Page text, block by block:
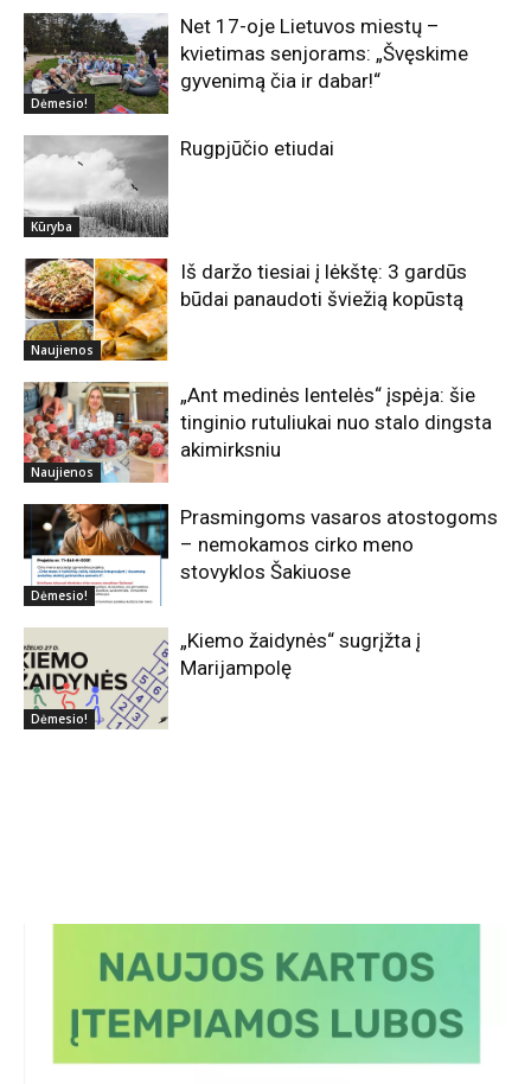
Dėmesio!
Net 17-oje Lietuvos miestų –
kvietimas senjorams: „Švęskime
gyvenimą čia ir dabar!“
Kūryba
Rugpjūčio etiudai
Naujienos
Iš daržo tiesiai į lėkštę: 3 gardūs
būdai panaudoti šviežią kopūstą
Naujienos
„Ant medinės lentelės“ įspėja: šie
tinginio rutuliukai nuo stalo dingsta
akimirksniu
Dėmesio!
Prasmingoms vasaros atostogoms
– nemokamos cirko meno
stovyklos Šakiuose
Dėmesio!
„Kiemo žaidynės“ sugrįžta į
Marijampolę